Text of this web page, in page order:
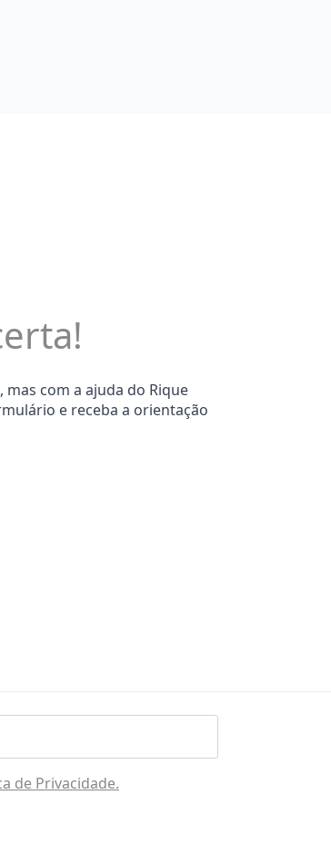
com a ajuda do Rique
e receba a orientação
de Privacidade.